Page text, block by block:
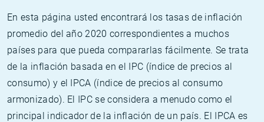
En esta página usted encontrará los tasas de inflación
promedio del año 2020 correspondientes a muchos
países para que pueda compararlas fácilmente. Se trata
de la inflación basada en el IPC (índice de precios al
consumo) y el IPCA (índice de precios al consumo
armonizado). El IPC se considera a menudo como el
principal indicador de la inflación de un país. El IPCA es